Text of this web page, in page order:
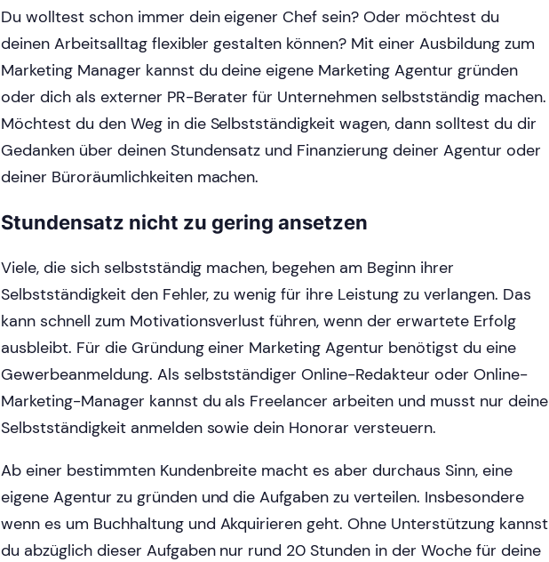
Du wolltest schon immer dein eigener Chef sein? Oder möchtest du
deinen Arbeitsalltag flexibler gestalten können? Mit einer Ausbildung zum
Marketing Manager kannst du deine eigene Marketing Agentur gründen
oder dich als externer PR-Berater für Unternehmen selbstständig machen.
Möchtest du den Weg in die Selbstständigkeit wagen, dann solltest du dir
Gedanken über deinen Stundensatz und Finanzierung deiner Agentur oder
deiner Büroräumlichkeiten machen.
Stundensatz nicht zu gering ansetzen
Viele, die sich selbstständig machen, begehen am Beginn ihrer
Selbstständigkeit den Fehler, zu wenig für ihre Leistung zu verlangen. Das
kann schnell zum Motivationsverlust führen, wenn der erwartete Erfolg
ausbleibt. Für die Gründung einer Marketing Agentur benötigst du eine
Gewerbeanmeldung. Als selbstständiger Online-Redakteur oder Online-
Marketing-Manager kannst du als Freelancer arbeiten und musst nur deine
Selbstständigkeit anmelden sowie dein Honorar versteuern.
Ab einer bestimmten Kundenbreite macht es aber durchaus Sinn, eine
eigene Agentur zu gründen und die Aufgaben zu verteilen. Insbesondere
wenn es um Buchhaltung und Akquirieren geht. Ohne Unterstützung kannst
du abzüglich dieser Aufgaben nur rund 20 Stunden in der Woche für deine